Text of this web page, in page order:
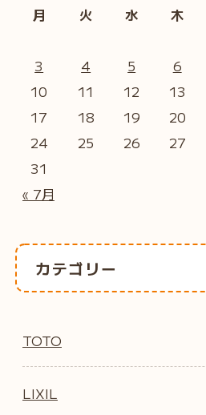
月
火 水 木
« 7月
3
4 5 6
10
11 12 13
17
18 19 20
24
25 26 27
31
カテゴリー
TOTO
LIXIL